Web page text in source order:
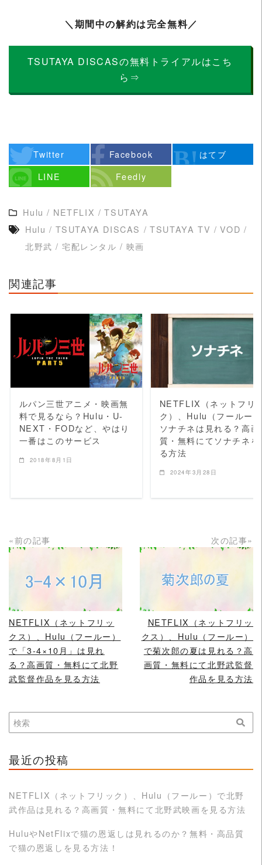
＼期間中の解約は完全無料／
TSUTAYA DISCASの無料トライアルはこち
ら⇒
Twitter Facebook
はてブ
LINE
Feedly
Hulu / NETFLIX / TSUTAYA
Hulu / TSUTAYA DISCAS / TSUTAYA TV / VOD /
北野武 / 宅配レンタル / 映画
関連記事
READ MORE
ルパン三世アニメ・映画無
料で見るなら？Hulu・U-
NEXT・FODなど、やはり
一番はこのサービス
2018年8月1日
READ MORE
NETFLIX（ネットフリ
ク）、Hulu（フールー
ソナチネは見れる？高画
質・無料にてソナチネを
る方法
2024年3月28日
«前の記事
READ MORE
NETFLIX（ネットフリッ
クス）、Hulu（フールー）
で「3-4×10月」は見れ
る？高画質・無料にて北野
武監督作品を見る方法
次の記事»
READ MORE
NETFLIX（ネットフリッ
クス）、Hulu（フールー）
で菊次郎の夏は見れる？高
画質・無料にて北野武監督
作品を見る方法
最近の投稿
NETFLIX（ネットフリック）、Hulu（フールー）で北野
武作品は見れる？高画質・無料にて北野武映画を見る方法
HuluやNetFlixで猫の恩返しは見れるのか？無料・高品質
で猫の恩返しを見る方法！